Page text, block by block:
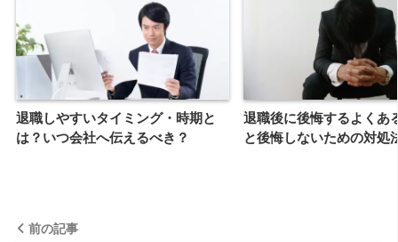
退職しやすいタイミング・時期と
は？いつ会社へ伝えるべき？
退職後に後悔するよくあ
と後悔しないための対処
前の記事